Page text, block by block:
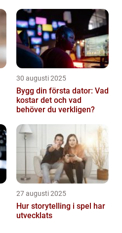
30 augusti 2025
Bygg din första dator: Vad
kostar det och vad
behöver du verkligen?
27 augusti 2025
Hur storytelling i spel har
utvecklats